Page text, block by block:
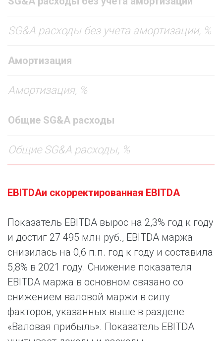
SG&A расходы без учета амортизации, %
Амортизация
Амортизация, %
Общие SG&A расходы
Общие SG&A расходы, %
EBITDAи скорректированная EBITDA
Показатель EBITDA вырос на 2,3% год к году
и достиг 27 495 млн руб., EBITDA маржа
снизилась на 0,6 п.п. год к году и составила
5,8% в 2021 году. Снижение показателя
EBITDA маржа в основном связано со
снижением валовой маржи в силу
факторов, указанных выше в разделе
«Валовая прибыль». Показатель EBITDA